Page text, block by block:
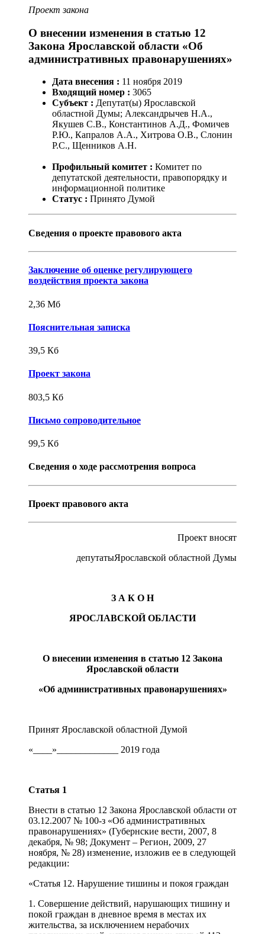
Проект закона
О внесении изменения в статью 12
Закона Ярославской области «Об
административных правонарушениях»
Дата внесения : 11 ноября 2019
Входящий номер : 3065
Субъект : Депутат(ы) Ярославской
областной Думы; Александрычев Н.А.,
Якушев С.В., Константинов А.Д., Фомичев
Р.Ю., Капралов А.А., Хитрова О.В., Слонин
Р.С., Щенников А.Н.
Профильный комитет : Комитет по
депутатской деятельности, правопорядку и
информационной политике
Статус : Принято Думой
Сведения о проекте правового акта
Заключение об оценке регулирующего
воздействия проекта закона
2,36 Mб
Пояснительная записка
39,5 Кб
Проект закона
803,5 Кб
Письмо сопроводительное
99,5 Кб
Сведения о ходе рассмотрения вопроса
Проект правового акта
Проект вносят
депутатыЯрославской областной Думы
З А К О Н
ЯРОСЛАВСКОЙ ОБЛАСТИ
О внесении изменения в статью 12 Закона
Ярославской области
«Об административных правонарушениях»
Принят Ярославской областной Думой
«____»_____________ 2019 года
Статья 1
Внести в статью 12 Закона Ярославской области от
03.12.2007 № 100-з «Об административных
правонарушениях» (Губернские вести, 2007, 8
декабря, № 98; Документ – Регион, 2009, 27
ноября, № 28) изменение, изложив ее в следующей
редакции:
«Статья 12. Нарушение тишины и покоя граждан
1. Совершение действий, нарушающих тишину и
покой граждан в дневное время в местах их
жительства, за исключением нерабочих